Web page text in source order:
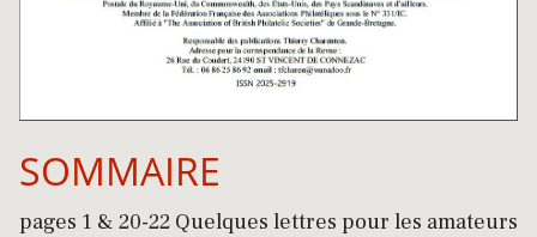
SOMMAIRE
pages 1 & 20-22 Quelques lettres pour les amateurs